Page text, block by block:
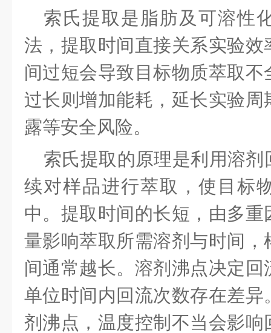
索氏提取是脂肪及可溶性
法，提取时间直接关系实验
间过短会导致目标物质萃取
过长则增加能耗，延长实验
露等安全风险。
索氏提取的原理是利用溶
续对样品进行萃取，使目标
中。提取时间的长短，由多
量影响萃取所需溶剂与时间
间通常越长。溶剂沸点决定
单位时间内回流次数存在差
剂沸点，温度控制不当会影